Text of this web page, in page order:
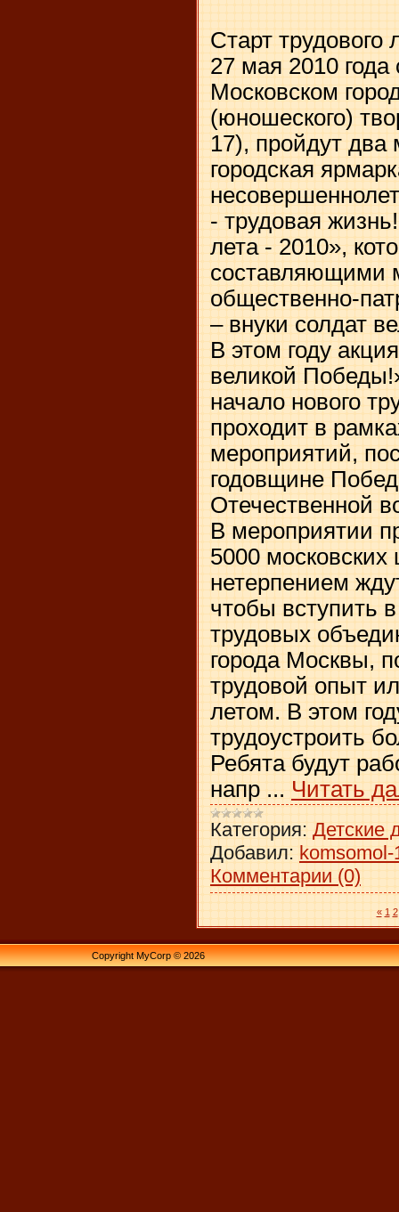
Старт трудового
27 мая 2010 года
Московском
(юношеского)
17), пройдут два
городская
- трудовая
лета - 2010»,
составляющими
общественно-
– внуки солдат
В этом году
великой
начало нового
проходит в
мероприятий,
годовщине
Отечественной
В мероприятии
5000 московских
нетерпением
чтобы вступить
трудовых
города Москвы,
трудовой опыт
летом. В этом
трудоустроить
Ребята будут
напр ... Читать
Категория: Детские
Добавил: komsomol-
Комментарии (0)
« 1 2
Copyright MyCorp © 2026